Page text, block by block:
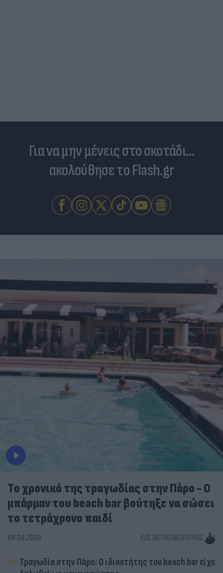
Για να μην μένεις στο σκοτάδι...
ακολούθησε το Flash.gr
Tο χρονικό της τραγωδίας στην Πάρο - Ο
μπάρμαν του beach bar βούτηξε να σώσει
το τετράχρονο παιδί
08.08.2026 ΚΏΣΤΑΣ ΠΑΠΑΔΌΠΟΥΛΟΣ
Τραγωδία στην Πάρο: Ο ιδιοκτήτης του beach bar είχε